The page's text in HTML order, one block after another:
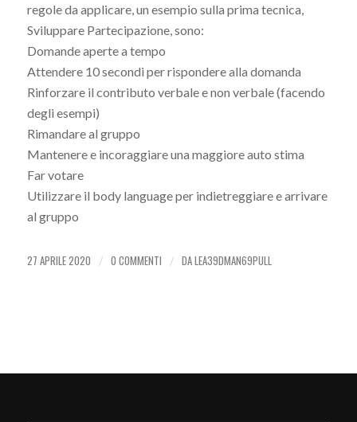
regole da applicare, un esempio sulla prima tecnica,
Sviluppare Partecipazione, sono:
Domande aperte a tempo
Attendere 10 secondi per rispondere alla domanda
Rinforzare il contributo verbale e non verbale (facendo
degli esempi)
Rimandare al gruppo
Mantenere e incoraggiare una maggiore auto stima
Far votare
Utilizzare il body language per indietreggiare e arrivare
al gruppo
27 APRILE 2020 / 0 COMMENTI / DALEA39DMAN69PULL